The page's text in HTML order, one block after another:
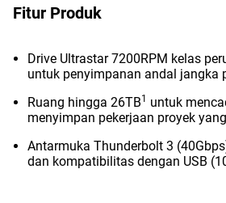
Fitur Produk
Drive Ultrastar 7200RPM kelas
untuk penyimpanan andal jangka
Ruang hingga 26TB1
untuk
menyimpan pekerjaan proyek
Antarmuka Thunderbolt 3
dan kompatibilitas dengan USB